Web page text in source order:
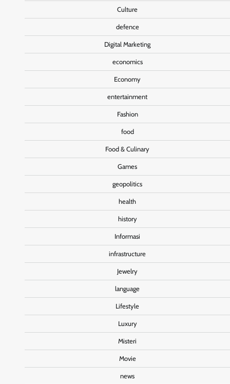
Culture
defence
Digital Marketing
economics
Economy
entertainment
Fashion
food
Food & Culinary
Games
geopolitics
health
history
Informasi
infrastructure
Jewelry
language
Lifestyle
Luxury
Misteri
Movie
news